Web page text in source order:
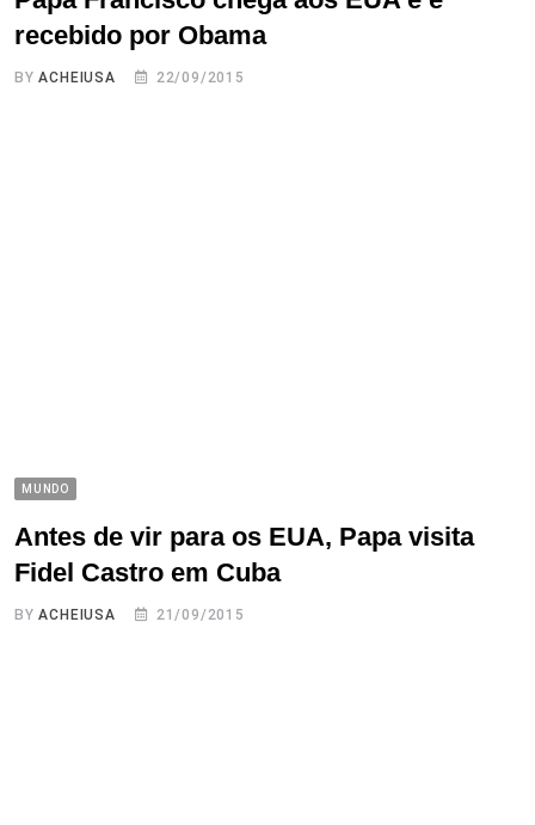
recebido por Obama
BYACHEIUSA 22/09/2015
MUNDO
Antes de vir para os EUA, Papa visita
Fidel Castro em Cuba
BYACHEIUSA 21/09/2015